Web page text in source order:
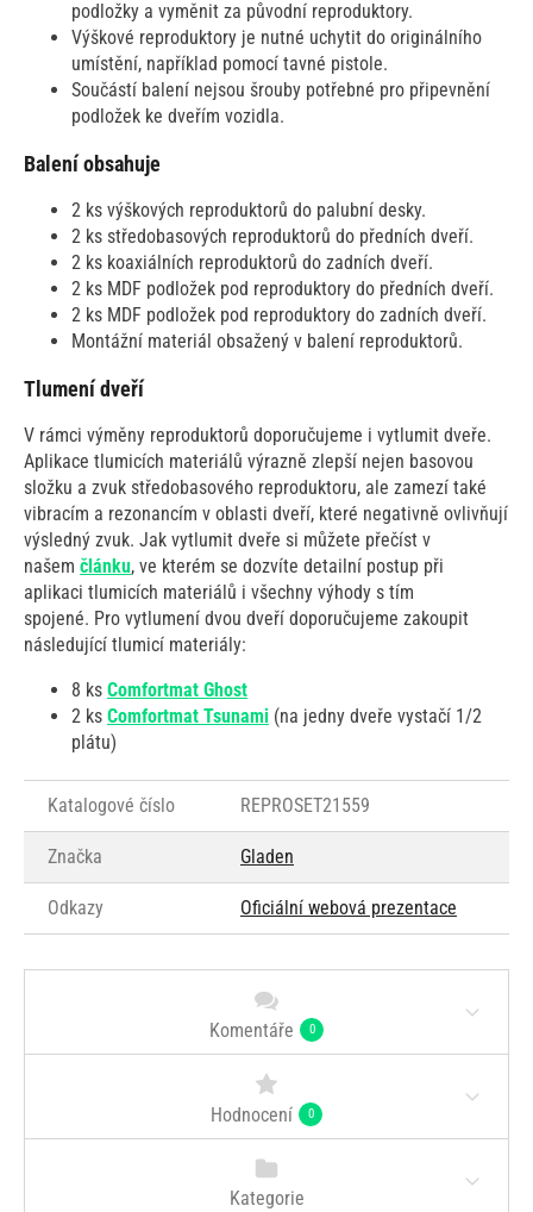
podložky a vyměnit za původní reproduktory.
Výškové reproduktory je nutné uchytit do originálního
umístění, například pomocí tavné pistole.
Součástí balení nejsou šrouby potřebné pro připevnění
podložek ke dveřím vozidla.
Balení obsahuje
2 ks výškových reproduktorů do palubní desky.
2 ks středobasových reproduktorů do předních dveří.
2 ks koaxiálních reproduktorů do zadních dveří.
2 ks MDF podložek pod reproduktory do předních dveří.
2 ks MDF podložek pod reproduktory do zadních dveří.
Montážní materiál obsažený v balení reproduktorů.
Tlumení dveří
V rámci výměny reproduktorů doporučujeme i vytlumit dveře.
Aplikace tlumicích materiálů výrazně zlepší nejen basovou
složku a zvuk středobasového reproduktoru, ale zamezí také
vibracím a rezonancím v oblasti dveří, které negativně ovlivňují
výsledný zvuk. Jak vytlumit dveře si můžete přečíst v
našem článku, ve kterém se dozvíte detailní postup při
aplikaci tlumicích materiálů i všechny výhody s tím
spojené. Pro vytlumení dvou dveří doporučujeme zakoupit
následující tlumicí materiály:
8 ks Comfortmat Ghost
2 ks Comfortmat Tsunami (na jedny dveře vystačí 1/2
plátu)
Katalogové číslo REPROSET21559
Značka Gladen
Odkazy Oficiální webová prezentace
Komentáře 0
Hodnocení 0
Kategorie